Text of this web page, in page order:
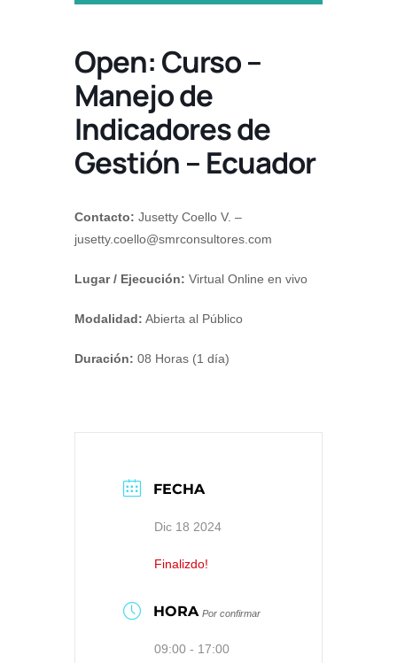
Open: Curso –
Manejo de
Indicadores de
Gestión – Ecuador
Contacto: Jusetty Coello V. –
jusetty.coello@smrconsultores.com
Lugar / Ejecución: Virtual Online en vivo
Modalidad: Abierta al Público
Duración: 08 Horas (1 día)
FECHA
Dic 18 2024
Finalizdo!
HORA Por confirmar
09:00 - 17:00